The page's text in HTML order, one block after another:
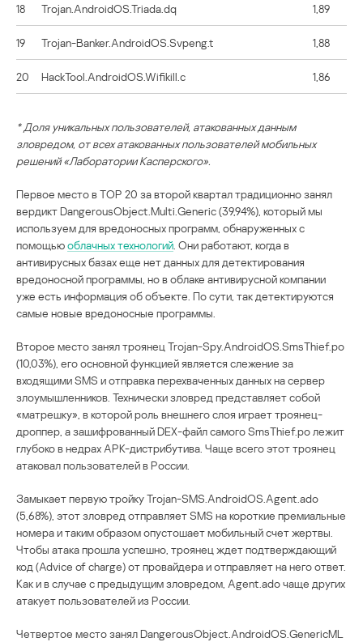
18 Trojan.AndroidOS.Triada.dq 1,89
19 Trojan-Banker.AndroidOS.Svpeng.t 1,88
20 HackTool.AndroidOS.Wifikill.c 1,86
* Доля уникальных пользователей, атакованных данным
зловредом, от всех атакованных пользователей мобильных
решений «Лаборатории Касперского».
Первое место в ТОР 20 за второй квартал традиционно занял
вердикт DangerousObject.Multi.Generic (39,94%), который мы
используем для вредоносных программ, обнаруженных с
помощьюоблачных технологий . Они работают, когда в
антивирусных базах еще нет данных для детектирования
вредоносной программы, но в облаке антивирусной компании
уже есть информация об объекте. По сути, так детектируются
самые новые вредоносные программы.
Второе место занял троянец Trojan-Spy.AndroidOS.SmsThief.po
(10,03%), его основной функцией является слежение за
входящими SMS и отправка перехваченных данных на сервер
злоумышленников. Технически зловред представляет собой
«матрешку», в которой роль внешнего слоя играет троянец-
дроппер, а зашифрованный DEX-файл самого SmsThief.po лежит
глубоко в недрах APK-дистрибутива. Чаще всего этот троянец
атаковал пользователей в России.
Замыкает первую тройку Trojan-SMS.AndroidOS.Agent.ado
(5,68%), этот зловред отправляет SMS на короткие премиальные
номера и таким образом опустошает мобильный счет жертвы.
Чтобы атака прошла успешно, троянец ждет подтверждающий
код (Advice of charge) от провайдера и отправляет на него ответ.
Как и в случае с предыдущим зловредом, Agent.ado чаще других
атакует пользователей из России.
Четвертое место занял DangerousObject.AndroidOS.GenericML